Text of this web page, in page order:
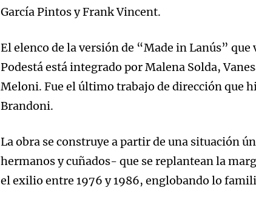
García Pintos y Frank Vincent.
El elenco de la versión de “Made in Lanús”
Podestá está integrado por Malena Solda,
Meloni. Fue el último trabajo de dirección que
Brandoni.
La obra se construye a partir de una situación
hermanos y cuñados- que se replantean la
el exilio entre 1976 y 1986, englobando lo